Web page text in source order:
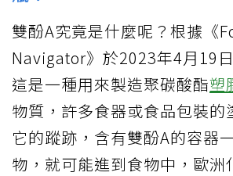
雙酚A究竟是什麼呢？根據《
Navigator》於2023年4月19
這是一種用來製造聚碳酸酯塑
物質，許多食器或食品包裝的
它的蹤跡，含有雙酚A的容器
物，就可能進到食物中，歐洲